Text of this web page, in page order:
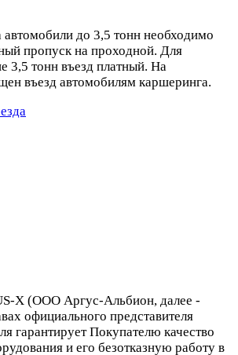
до 3,5 тонн необходимо
пропуск на проходной. Для
3,5 тонн въезд платный. На
въезд автомобилям каршеринга.
X (ООО Аргус-Альбион, далее -
официального представителя
гарантирует Покупателю качество
и его безотказную работу в